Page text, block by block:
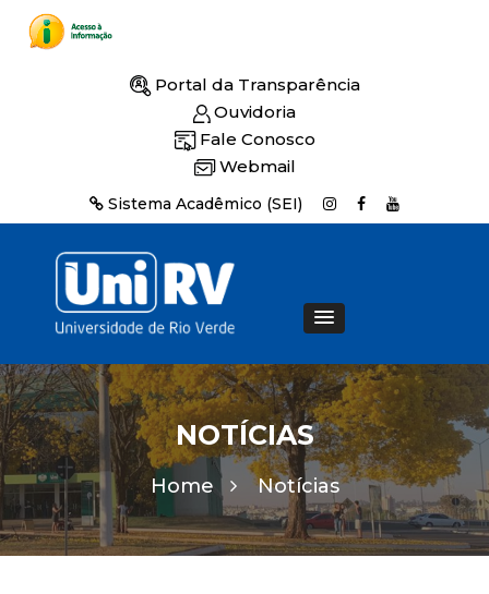
Portal da Transparência
Ouvidoria
Fale Conosco
Webmail
Sistema Acadêmico (SEI)
NOTÍCIAS
Home Notícias